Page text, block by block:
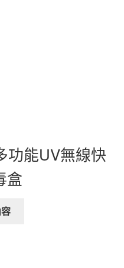
功能UV無線快
盒